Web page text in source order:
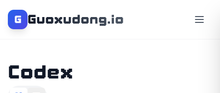
G Guoxudong.io
Codex